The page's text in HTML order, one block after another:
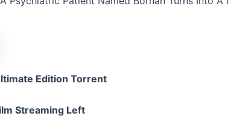
Edition Torrent
Streaming Left